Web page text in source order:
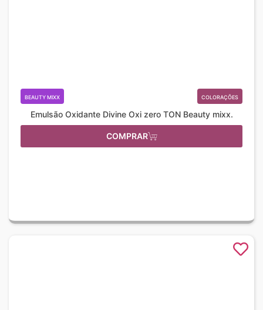
BEAUTY MIXX COLORAÇÕES
Emulsão Oxidante Divine Oxi zero TON Beauty mixx.
COMPRAR